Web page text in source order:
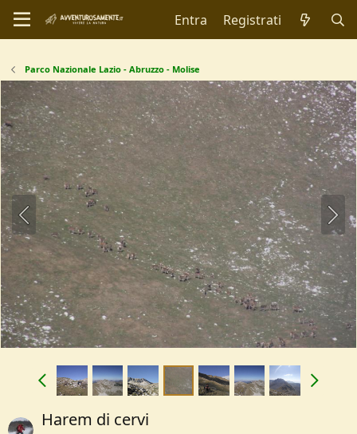
Entra Registrati
Parco Nazionale Lazio - Abruzzo - Molise
Harem di cervi